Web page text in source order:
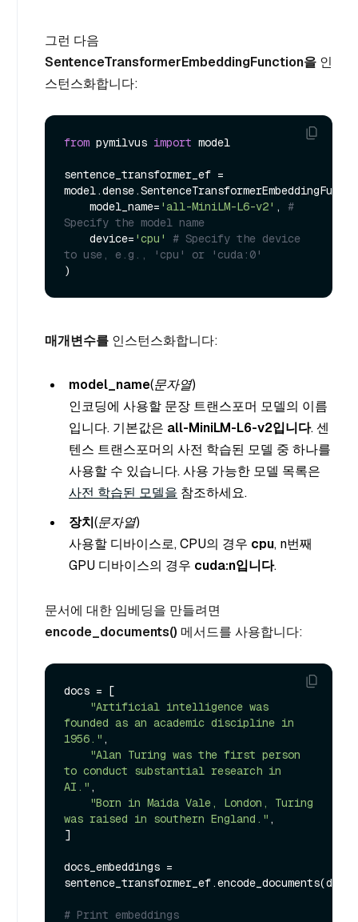
그런 다음
SentenceTransformerEmbeddingFunction을 인
스턴스화합니다:
from pymilvus import model
sentence_transformer_ef =
    model_name=
'all-MiniLM-L6-v2' , #
Specify the model name
    device=
'cpu'
# Specify the device
to use, e.g., 'cpu' or 'cuda:0'
매개변수를 인스턴스화합니다:
model_name(문자열)
인코딩에 사용할 문장 트랜스포머 모델의 이름
입니다. 기본값은 all-MiniLM-L6-v2입니다. 센
텐스 트랜스포머의 사전 학습된 모델 중 하나를
사용할 수 있습니다. 사용 가능한 모델 목록은
사전 학습된 모델을 참조하세요.
장치(문자열)
사용할 디바이스로, CPU의 경우 cpu, n번째
GPU 디바이스의 경우 cuda:n입니다.
문서에 대한 임베딩을 만들려면
encode_documents() 메서드를 사용합니다:
docs = [
"Artificial intelligence was
founded as an academic discipline in
1956." ,
"Alan Turing was the first person
to conduct substantial research in
AI." ,
"Born in Maida Vale, London, Turing
was raised in southern England." ,
]
docs_embeddings =
sentence_transformer_ef.encode_documents(docs)
# Print embeddings